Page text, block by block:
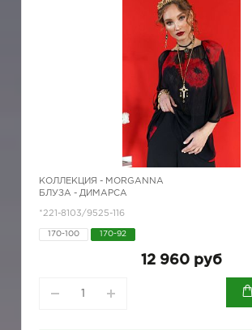
КОЛЛЕКЦИЯ - MORGANNA
БЛУЗА - ДИМАРСА
*221-8103/9525-116
170-100 170-92
12 960 руб